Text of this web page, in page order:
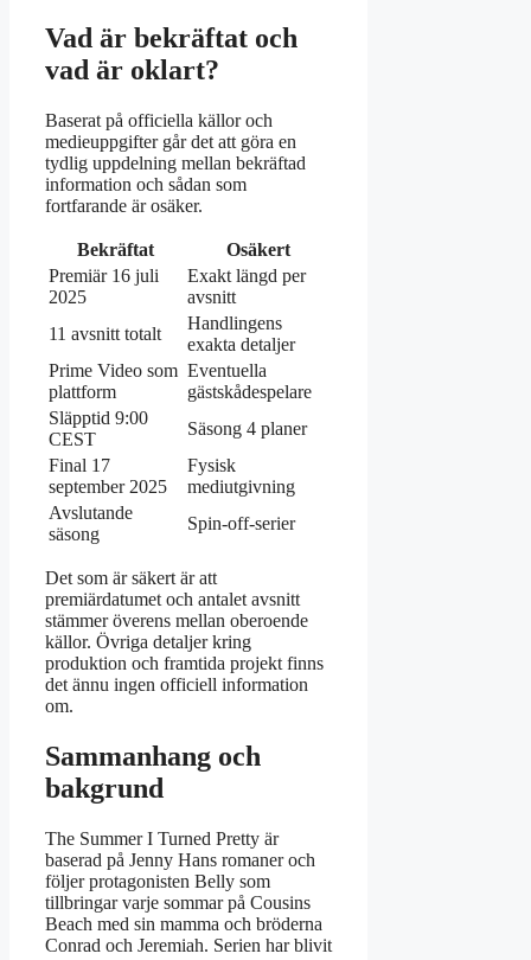
Vad är bekräftat och
vad är oklart?
Baserat på officiella källor och
medieuppgifter går det att göra en
tydlig uppdelning mellan bekräftad
information och sådan som
fortfarande är osäker.
Bekräftat
Osäkert
Premiär 16 juli
2025
Exakt längd per
avsnitt
11 avsnitt totalt
Handlingens
exakta detaljer
Prime Video som
plattform
Eventuella
gästskådespelare
Släpptid 9:00
CEST
Säsong 4 planer
Final 17
september 2025
Fysisk
mediutgivning
Avslutande
säsong
Spin-off-serier
Det som är säkert är att
premiärdatumet och antalet avsnitt
stämmer överens mellan oberoende
källor. Övriga detaljer kring
produktion och framtida projekt finns
det ännu ingen officiell information
om.
Sammanhang och
bakgrund
The Summer I Turned Pretty är
baserad på Jenny Hans romaner och
följer protagonisten Belly som
tillbringar varje sommar på Cousins
Beach med sin mamma och bröderna
Conrad och Jeremiah. Serien har blivit